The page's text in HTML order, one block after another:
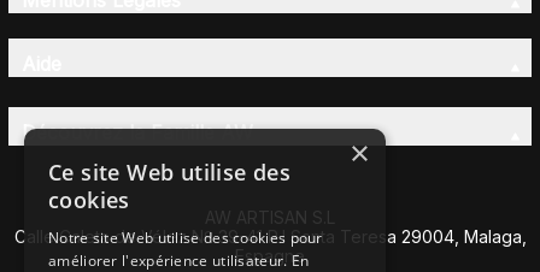
Découvrez la Famille AW
AW ARTISAN S.L
Calle Caleta de Vélez Nº 39-41 P.I Santa Teresa 29004, Malaga,
Espagne
×
Ce site Web utilise des
cookies
Notre site Web utilise des cookies pour
améliorer l'expérience utilisateur. En